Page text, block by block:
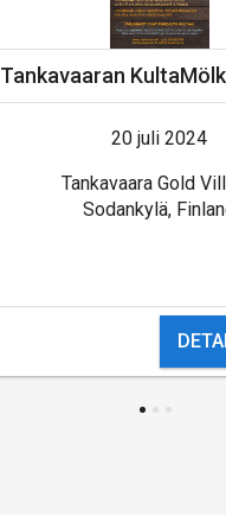
Tankavaaran
20 juli 2024
Tankavaara Gold
Sodankylä,